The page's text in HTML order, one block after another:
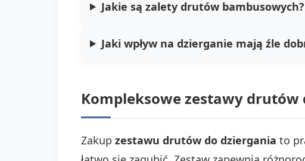
Jakie są zalety drutów bambusowych?
Jaki wpływ na dzierganie mają źle
Kompleksowe zestawy
Zakup zestawu drutów do dziergania to